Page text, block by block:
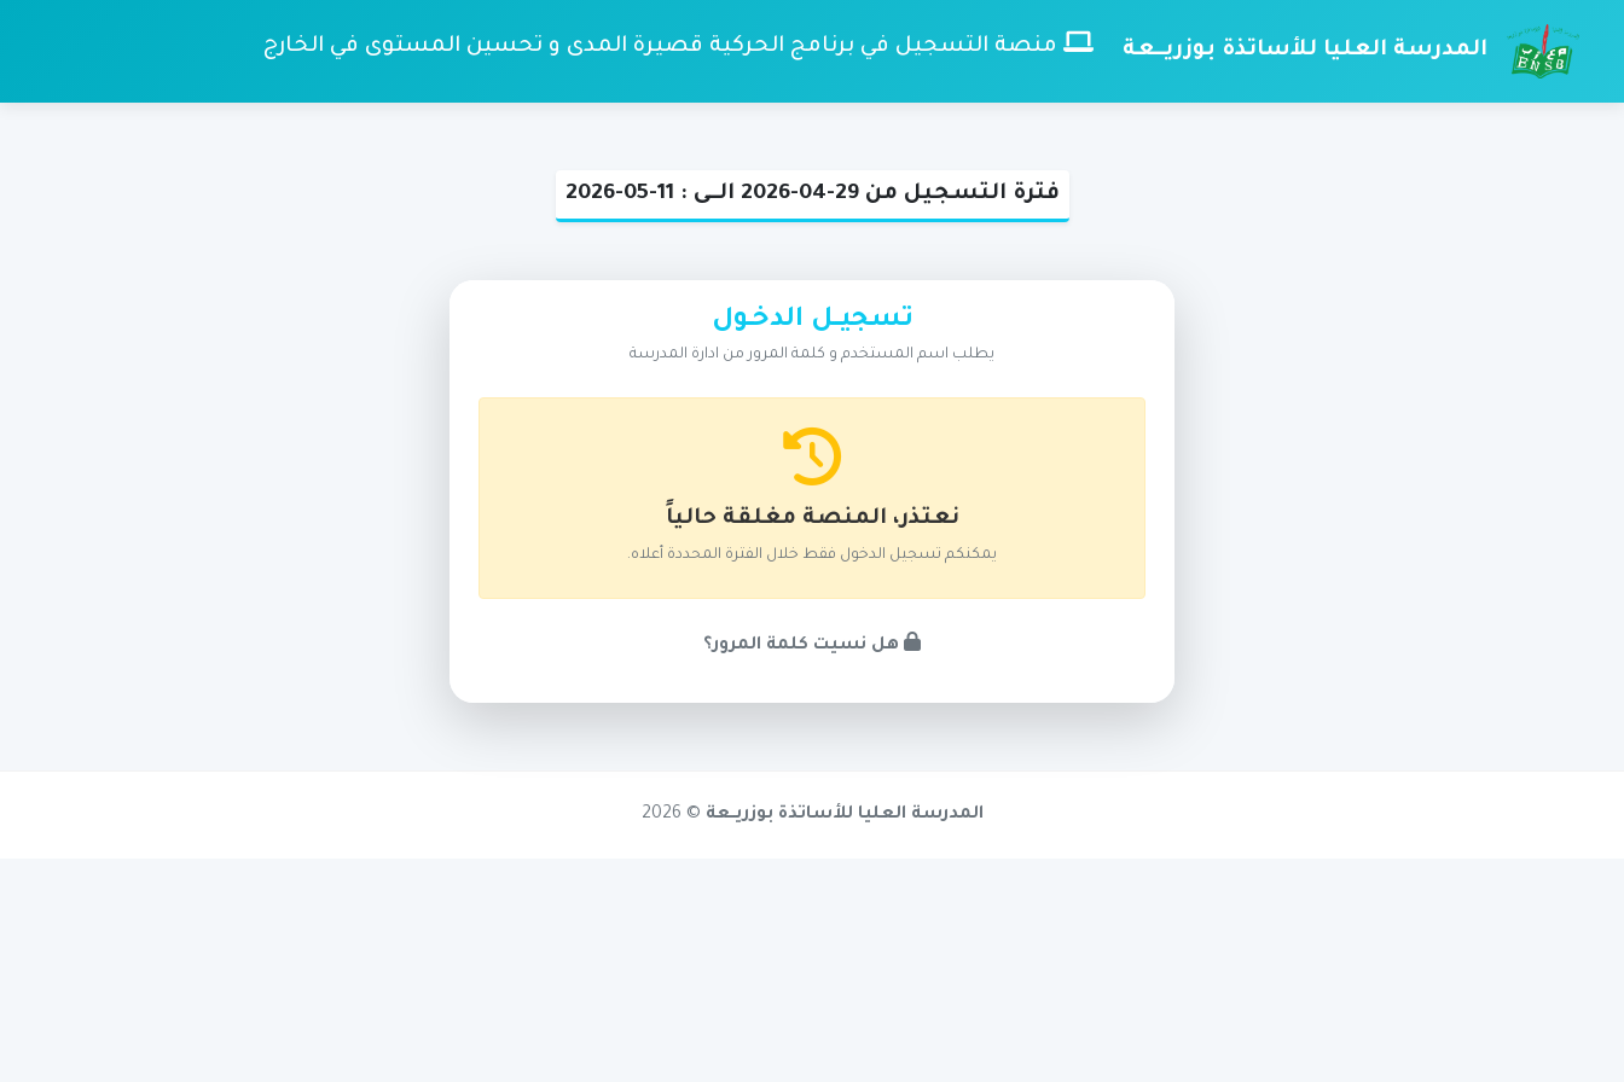
المدرسة العليا للأساتذة بوزريــعة منصة التسجيل في برنامج الحركية قصيرة المدى و تحسين المستوى في الخارج
فترة التسجيل من 29-04-2026 الــى : 11-05-2026
تسجيـــل الدخــول
يطلب اسم المستخدم و كلمة المرور من ادارة المدرسة
نعتذر، المنصة مغلقة حالياً
يمكنكم تسجيل الدخول فقط خلال الفترة المحددة أعلاه.
هل نسيت كلمة المرور؟
المدرسة العليا للأساتذة بوزريــعة © 2026